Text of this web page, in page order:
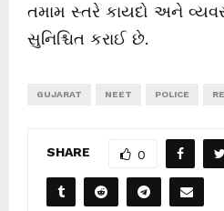
તમામ સ્તરે કાયદો અને
સુનિશ્ચિત કરાઈ છે.
GUJARAT NEET POLICE
SHARE 0